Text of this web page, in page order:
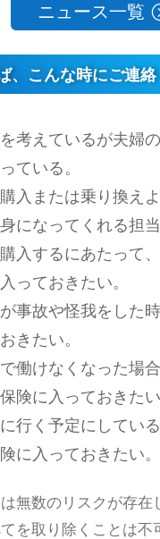
ニュース一覧
、こんな時にご連絡
を考えているが夫婦
ている。
購入または乗り換え
になってくれる担
購入するにあたって
っておきたい。
が事故や怪我をした
きたい。
で働けなくなった場
険に入っておきたい
に行く予定にしてい
に入っておきたい。
無数のリスクが存在
を取り除くことは不